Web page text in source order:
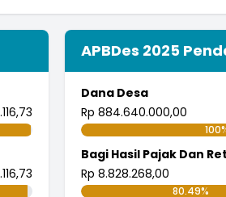
APBDes 2025
Dana Desa
Rp 884.640.000,00
Bagi Hasil Pajak Dan
Rp 8.828.268,00
80.49%